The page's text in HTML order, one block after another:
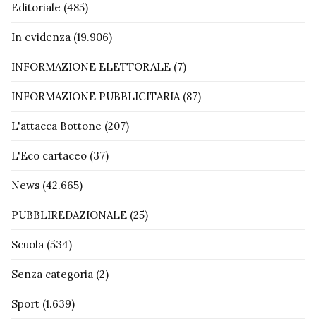
Editoriale (485)
In evidenza (19.906)
INFORMAZIONE ELETTORALE (7)
INFORMAZIONE PUBBLICITARIA(87)
L'attacca Bottone (207)
L'Eco cartaceo (37)
News (42.665)
PUBBLIREDAZIONALE (25)
Scuola (534)
Senza categoria (2)
Sport (1.639)